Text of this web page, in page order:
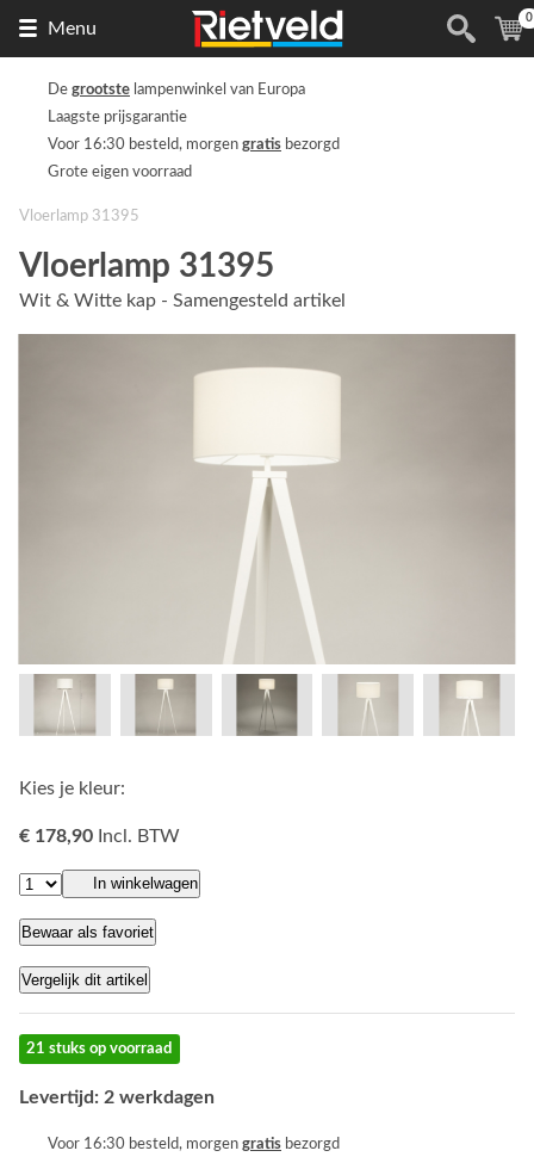
Menu
de
(
0
De grootste lampenwinkel van Europa
Laagste prijsgarantie
Voor 16:30 besteld, morgen gratis bezorgd
Grote eigen voorraad
Vloerlamp 31395
Vloerlamp 31395
Wit & Witte kap - Samengesteld artikel
Kies je kleur:
€ 178,90 Incl. BTW
In winkelwagen
Bewaar als favoriet
Vergelijk dit artikel
21 stuks op voorraad
Levertijd: 2 werkdagen
Voor 16:30 besteld, morgen gratis bezorgd